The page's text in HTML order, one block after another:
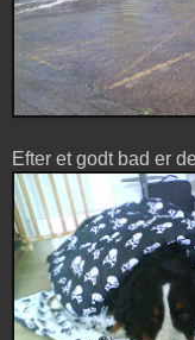
Efter et godt bad er